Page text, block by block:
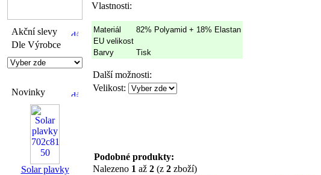
Akční slevy
Dle Výrobce
Novinky
Solar plavky
Vlastnosti:
Materiál
82% Polyamid + 18% Elastan
EU velikost
Barvy
Tisk
Další možnosti:
Velikost:
Podobné produkty:
Nalezeno 1 až 2 (z 2 zboží)